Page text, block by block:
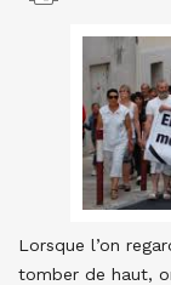
Lorsque l’on
tomber de haut,